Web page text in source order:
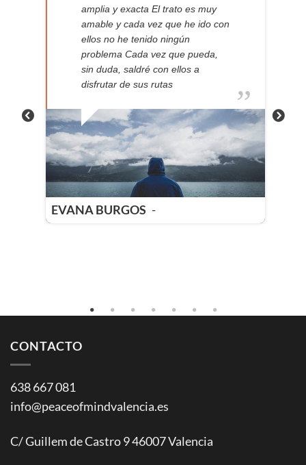
amplia y exacta El trato es muy
amable y cada vez que he ido con
ellos no he tenido ningún
problema Cada vez que pueda,
sin duda, saldré con ellos a
disfrutar de sus rutas
EVANA BURGOS -
CONTACTO
638 667 081
info@peaceofmindvalencia.es
C/ Guillem de Castro 9 46007 Valencia